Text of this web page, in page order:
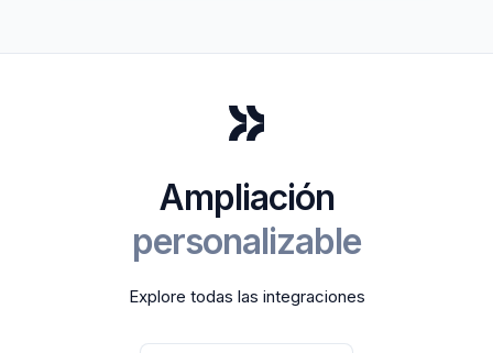
Ampliación
personalizable
Explore todas las integraciones